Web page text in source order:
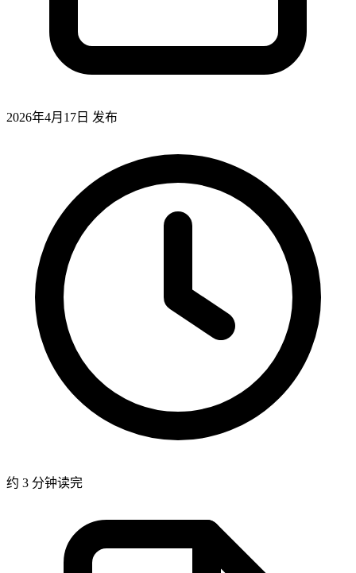
2026年4月17日 发布
约 3 分钟读完